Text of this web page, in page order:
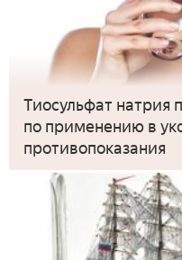
Тиосульфат натрия
по применению в
противопоказания